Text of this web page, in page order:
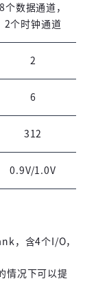
8个数据通道，
2个时钟通道
2
6
312
0.9V/1.0V
，含4个I/O，
情况下可以提